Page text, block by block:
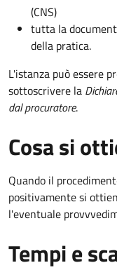
(CNS)
tutta la
della pratica.
L'istanza può essere
sottoscrivere la
dal procuratore.
Cosa si
Quando il
positivamente si
l'eventuale
Tempi e